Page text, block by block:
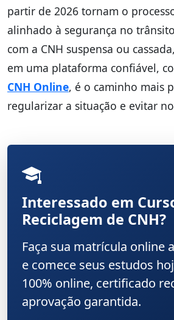
partir de 2026 tornam o
alinhado à segurança no
com a CNH suspensa ou
em uma plataforma confiável,
CNH Online, é o caminho mais
regularizar a situação e evitar
Interessado em
Reciclagem de CNH?
Faça sua matrícula online
e comece seus estudos
100% online, certificado
aprovação garantida.